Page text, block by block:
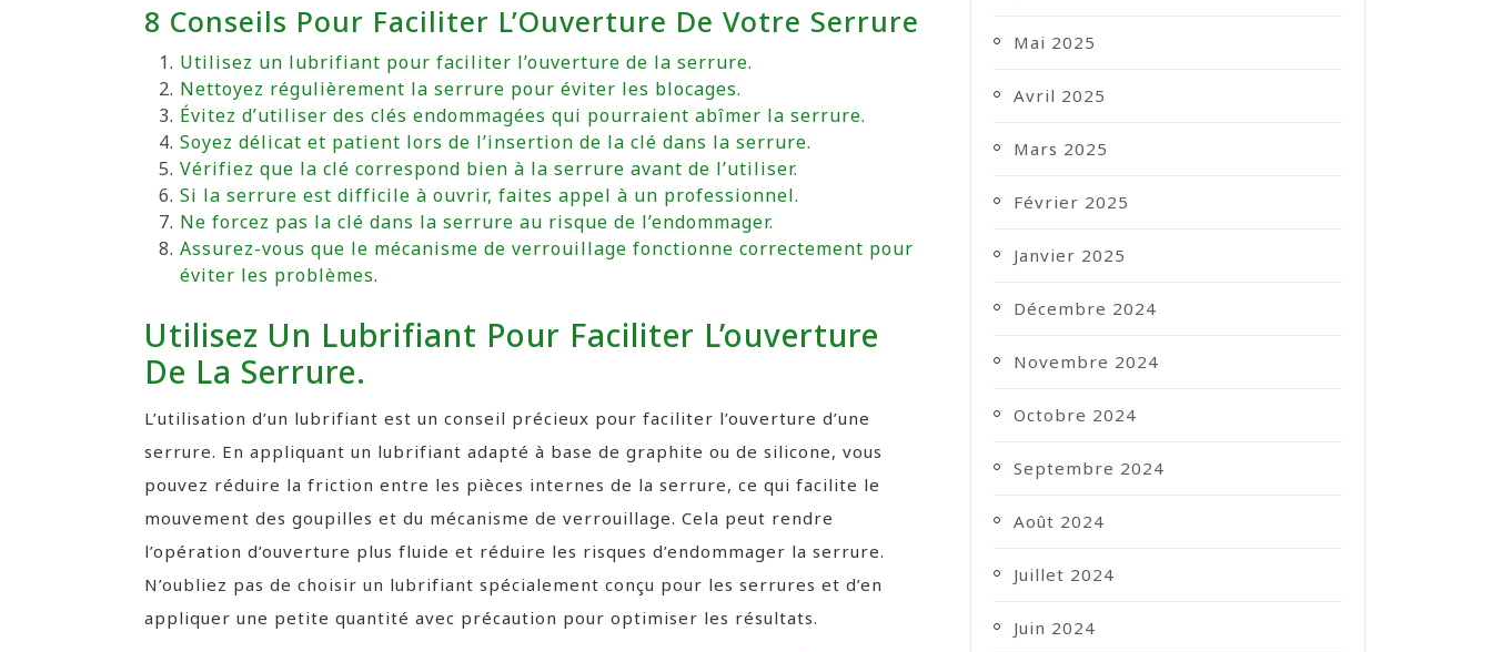
8 Conseils Pour Faciliter L’Ouverture De Votre Serrure
Utilisez un lubrifiant pour faciliter l’ouverture de la serrure.
Nettoyez régulièrement la serrure pour éviter les blocages.
Évitez d’utiliser des clés endommagées qui pourraient abîmer la serrure.
Soyez délicat et patient lors de l’insertion de la clé dans la serrure.
Vérifiez que la clé correspond bien à la serrure avant de l’utiliser.
Si la serrure est difficile à ouvrir, faites appel à un professionnel.
Ne forcez pas la clé dans la serrure au risque de l’endommager.
Assurez-vous que le mécanisme de verrouillage fonctionne correctement pour
éviter les problèmes.
Utilisez Un Lubrifiant Pour Faciliter L’ouverture
De La Serrure.
L’utilisation d’un lubrifiant est un conseil précieux pour faciliter l’ouverture d’une
serrure. En appliquant un lubrifiant adapté à base de graphite ou de silicone, vous
pouvez réduire la friction entre les pièces internes de la serrure, ce qui facilite le
mouvement des goupilles et du mécanisme de verrouillage. Cela peut rendre
l’opération d’ouverture plus fluide et réduire les risques d’endommager la serrure.
N’oubliez pas de choisir un lubrifiant spécialement conçu pour les serrures et d’en
appliquer une petite quantité avec précaution pour optimiser les résultats.
Mai 2025
Avril 2025
Mars 2025
Février 2025
Janvier 2025
Décembre 2024
Novembre 2024
Octobre 2024
Septembre 2024
Août 2024
Juillet 2024
Juin 2024